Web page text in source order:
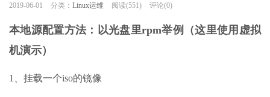
2019-06-01 分类： Linux运维 阅读(551) 评论(0)
本地源配置方法：以光盘里rpm举例（这里使用虚拟
机演示）
1、挂载一个iso的镜像